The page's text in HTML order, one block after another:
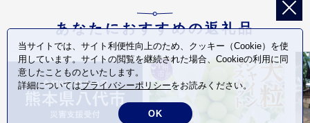
あなたにおすすめの返礼品
当サイトでは、サイト利便性向上のため、クッキー（Cookie）を使
用しています。サイトの閲覧を継続された場合、Cookieの利用に同
意したことものといたします。
詳細についてはプライバシーポリシーをお読みください。
OK